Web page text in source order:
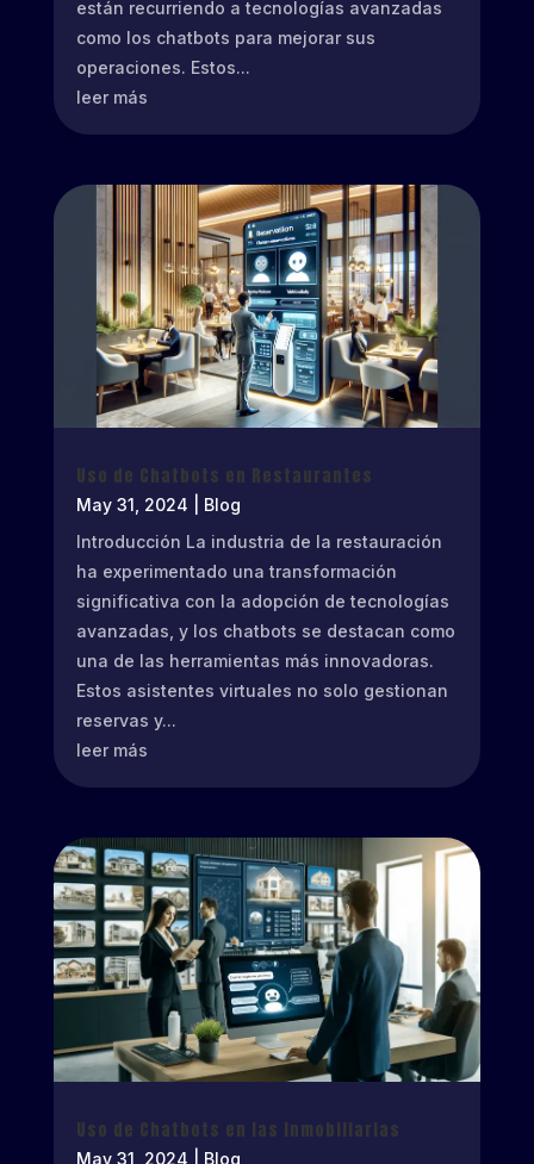
están recurriendo a tecnologías avanzadas
como los chatbots para mejorar sus
operaciones. Estos...
leer más
Uso de Chatbots en Restaurantes
May 31, 2024
Blog
Introducción La industria de la restauración
ha experimentado una transformación
significativa con la adopción de tecnologías
avanzadas, y los chatbots se destacan como
una de las herramientas más innovadoras.
Estos asistentes virtuales no solo gestionan
reservas y...
leer más
Uso de Chatbots en las Inmobiliarias
May 31, 2024 Blog